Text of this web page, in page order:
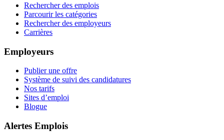
Rechercher des emplois
Parcourir les catégories
Rechercher des employeurs
Carrières
Employeurs
Publier une offre
Système de suivi des candidatures
Nos tarifs
Sites d’emploi
Blogue
Alertes Emplois